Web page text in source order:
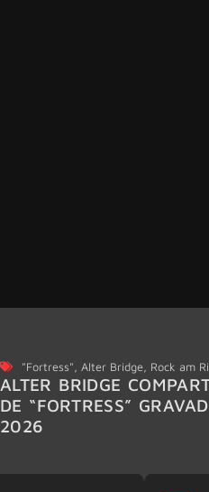
"Fortress" Alter Bridge Rock am
ALTER BRIDGE
DE “FORTRESS”
2026